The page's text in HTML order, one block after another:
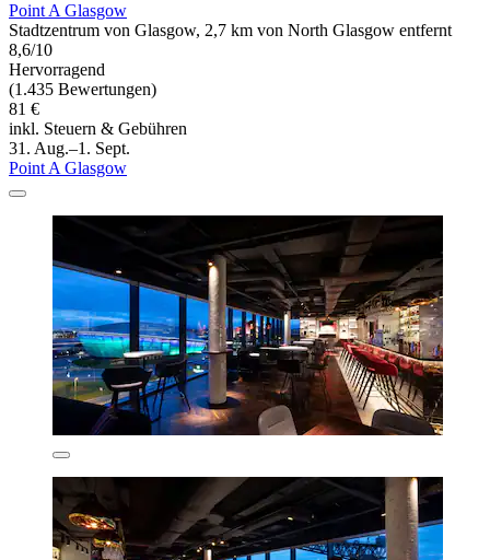
Point A Glasgow
Stadtzentrum von Glasgow, 2,7 km von North Glasgow entfernt
8,6/10
Hervorragend
(1.435 Bewertungen)
81 €
inkl. Steuern & Gebühren
31. Aug.–1. Sept.
Point A Glasgow